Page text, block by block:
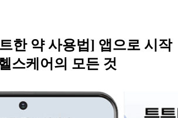
한 약 사용법] 앱으로 시작
스케어의 모든 것